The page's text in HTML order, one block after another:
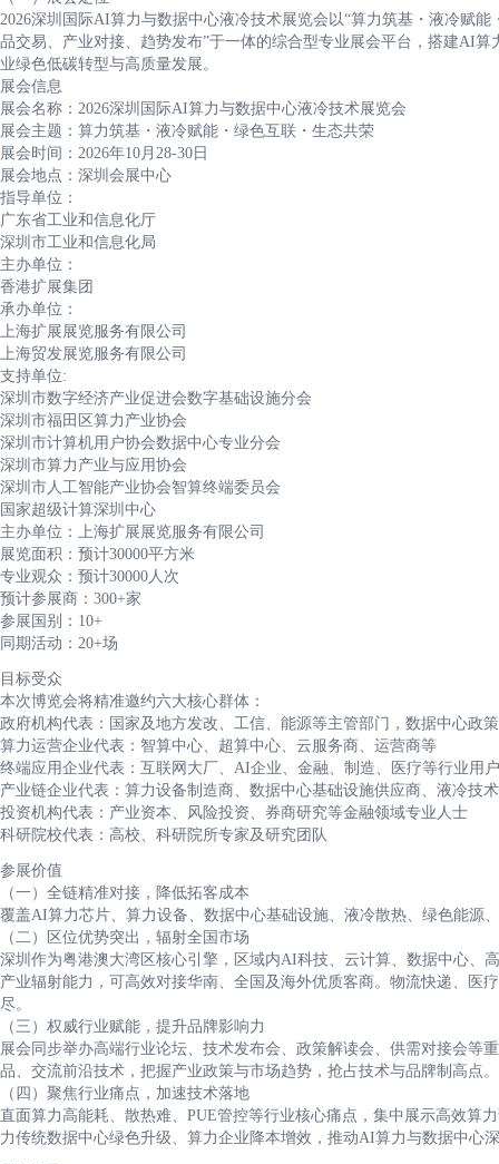
2026深圳国际AI算力与数据中心液冷技术展览会以“算力筑基・液冷赋
品交易、产业对接、趋势发布”于一体的综合型专业展会平台，搭建AI
业绿色低碳转型与高质量发展。
展会信息
展会名称：2026深圳国际AI算力与数据中心液冷技术展览会
展会主题：算力筑基・液冷赋能・绿色互联・生态共荣
展会时间：2026年10月28-30日
展会地点：深圳会展中心
指导单位：
广东省工业和信息化厅
深圳市工业和信息化局
主办单位：
香港扩展集团
承办单位：
上海扩展展览服务有限公司
上海贸发展览服务有限公司
支持单位:
深圳市数字经济产业促进会数字基础设施分会
深圳市福田区算力产业协会
深圳市计算机用户协会数据中心专业分会
深圳市算力产业与应用协会
深圳市人工智能产业协会智算终端委员会
国家超级计算深圳中心
主办单位：上海扩展展览服务有限公司
展览面积：预计30000平方米
专业观众：预计30000人次
预计参展商：300+家
参展国别：10+
同期活动：20+场
目标受众
本次博览会将精准邀约六大核心群体：
政府机构代表：国家及地方发改、工信、能源等主管部门，数据中心政
算力运营企业代表：智算中心、超算中心、云服务商、运营商等
终端应用企业代表：互联网大厂、AI企业、金融、制造、医疗等行业用户
产业链企业代表：算力设备制造商、数据中心基础设施供应商、液冷技
投资机构代表：产业资本、风险投资、券商研究等金融领域专业人士
科研院校代表：高校、科研院所专家及研究团队
参展价值
（一）全链精准对接，降低拓客成本
覆盖AI算力芯片、算力设备、数据中心基础设施、液冷散热、绿色能源
（二）区位优势突出，辐射全国市场
深圳作为粤港澳大湾区核心引擎，区域内AI科技、云计算、数据中心、
产业辐射能力，可高效对接华南、全国及海外优质客商。物流快递、医
尽。
（三）权威行业赋能，提升品牌影响力
展会同步举办高端行业论坛、技术发布会、政策解读会、供需对接会等
品、交流前沿技术，把握产业政策与市场趋势，抢占技术与品牌制高点。
（四）聚焦行业痛点，加速技术落地
直面算力高能耗、散热难、PUE管控等行业核心痛点，集中展示高效算
力传统数据中心绿色升级、算力企业降本增效，推动AI算力与数据中心